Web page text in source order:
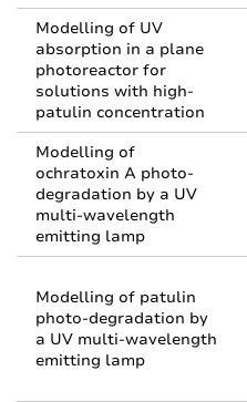
Modelling of UV
absorption in a plane
photoreactor for
solutions with high-
patulin concentration
Modelling of
ochratoxin A photo-
degradation by a UV
multi-wavelength
emitting lamp
Modelling of patulin
photo-degradation by
a UV multi-wavelength
emitting lamp